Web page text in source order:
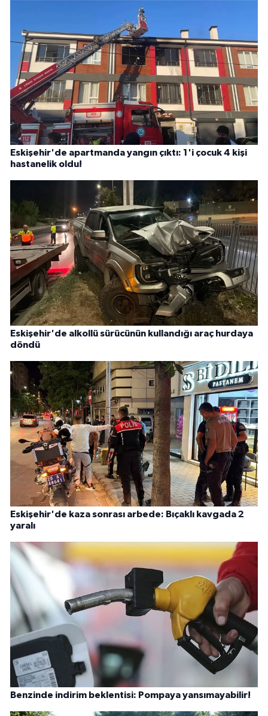
Eskişehir'de apartmanda yangın çıktı: 1'i çocuk 4 kişi
hastanelik oldu!
Eskişehir'de alkollü sürücünün kullandığı araç hurdaya
döndü
Eskişehir'de kaza sonrası arbede: Bıçaklı kavgada 2
yaralı
Benzinde indirim beklentisi: Pompaya yansımayabilir!